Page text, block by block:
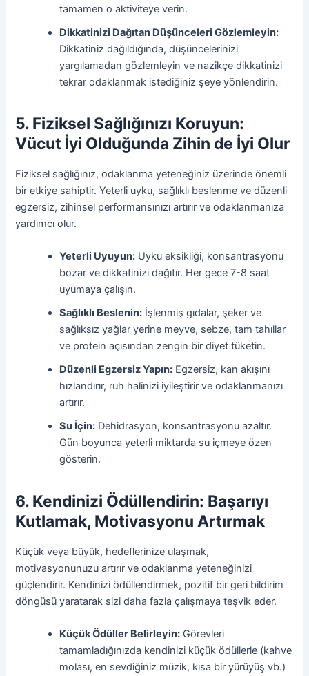
tamamen o aktiviteye verin.
Dikkatinizi Dağıtan Düşünceleri Gözlemleyin:
Dikkatiniz dağıldığında, düşüncelerinizi
yargılamadan gözlemleyin ve nazikçe dikkatinizi
tekrar odaklanmak istediğiniz şeye yönlendirin.
5. Fiziksel Sağlığınızı Koruyun:
Vücut İyi Olduğunda Zihin de İyi Olur
Fiziksel sağlığınız, odaklanma yeteneğiniz üzerinde önemli
bir etkiye sahiptir. Yeterli uyku, sağlıklı beslenme ve düzenli
egzersiz, zihinsel performansınızı artırır ve odaklanmanıza
yardımcı olur.
Yeterli Uyuyun: Uyku eksikliği, konsantrasyonu
bozar ve dikkatinizi dağıtır. Her gece 7-8 saat
uyumaya çalışın.
Sağlıklı Beslenin: İşlenmiş gıdalar, şeker ve
sağlıksız yağlar yerine meyve, sebze, tam tahıllar
ve protein açısından zengin bir diyet tüketin.
Düzenli Egzersiz Yapın: Egzersiz, kan akışını
hızlandırır, ruh halinizi iyileştirir ve odaklanmanızı
artırır.
Su İçin: Dehidrasyon, konsantrasyonu azaltır.
Gün boyunca yeterli miktarda su içmeye özen
gösterin.
6. Kendinizi Ödüllendirin: Başarıyı
Kutlamak, Motivasyonu Artırmak
Küçük veya büyük, hedeflerinize ulaşmak,
motivasyonunuzu artırır ve odaklanma yeteneğinizi
güçlendirir. Kendinizi ödüllendirmek, pozitif bir geri bildirim
döngüsü yaratarak sizi daha fazla çalışmaya teşvik eder.
Küçük Ödüller Belirleyin: Görevleri
tamamladığınızda kendinizi küçük ödüllerle (kahve
molası, en sevdiğiniz müzik, kısa bir yürüyüş vb.)